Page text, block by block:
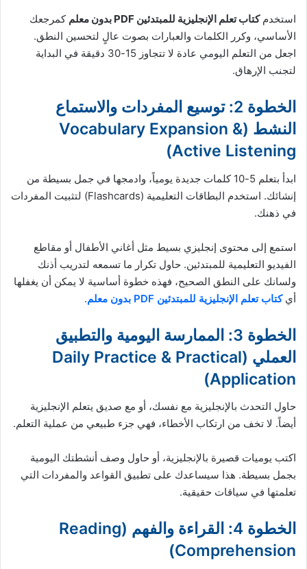
استخدمكتاب تعلم الإنجليزية للمبتدئين PDF بدون معلم
كمرجعك
الأساسي، وكرر الكلمات والعبارات بصوت عالٍ لتحسين النطق.
اجعل من التعلم اليومي عادة لا تتجاوز 15-30 دقيقة في البداية
لتجنب الإرهاق.
الخطوة 2: توسيع المفردات والاستماع
النشط (Vocabulary Expansion &
Active Listening)
ابدأ بتعلم 5-10 كلمات جديدة يومياً، وادمجها في جمل بسيطة من
إنشائك. استخدم البطاقات التعليمية (Flashcards) لتثبيت المفردات
في ذهنك.
استمع إلى محتوى إنجليزي بسيط مثل أغاني الأطفال أو مقاطع
الفيديو التعليمية للمبتدئين. حاول تكرار ما تسمعه لتدريب أذنك
ولسانك على النطق الصحيح، فهذه خطوة أساسية لا يمكن أن يغفلها
أيكتاب تعلم الإنجليزية للمبتدئين PDF بدون معلم .
الخطوة 3: الممارسة اليومية والتطبيق
العملي (Daily Practice & Practical
Application)
حاول التحدث بالإنجليزية مع نفسك، أو مع صديق يتعلم الإنجليزية
أيضاً. لا تخف من ارتكاب الأخطاء، فهي جزء طبيعي من عملية التعلم.
اكتب يوميات قصيرة بالإنجليزية، أو حاول وصف أنشطتك اليومية
بجمل بسيطة. هذا سيساعدك على تطبيق القواعد والمفردات التي
تعلمتها في سياقات حقيقية.
الخطوة 4: القراءة والفهم (Reading
Comprehension)